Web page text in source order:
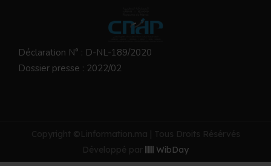
Déclaration N° : D-NL-189/2020
Dossier presse : 2022/02
Copyright ©Linformation.ma | Tous Droits Résérvés
Développé par
WibDay